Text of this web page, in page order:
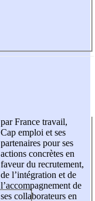
par France travail,
Cap emploi et ses
partenaires pour ses
actions concrètes en
faveur du recrutement,
de l’intégration et de
l’accompagnement de
ses collaborateurs en